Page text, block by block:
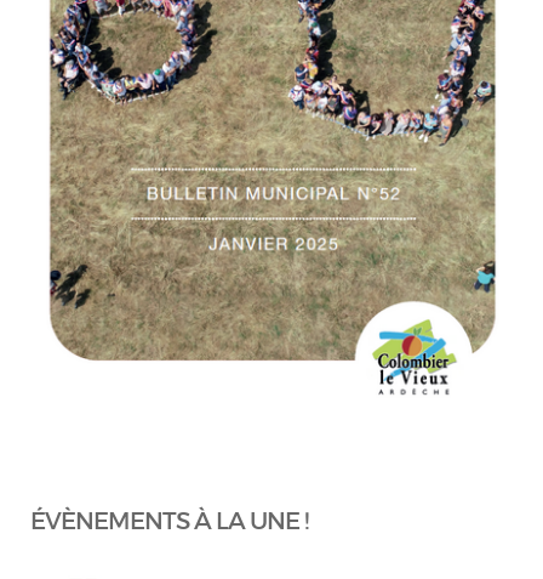
ÉVÈNEMENTS À LA UNE !